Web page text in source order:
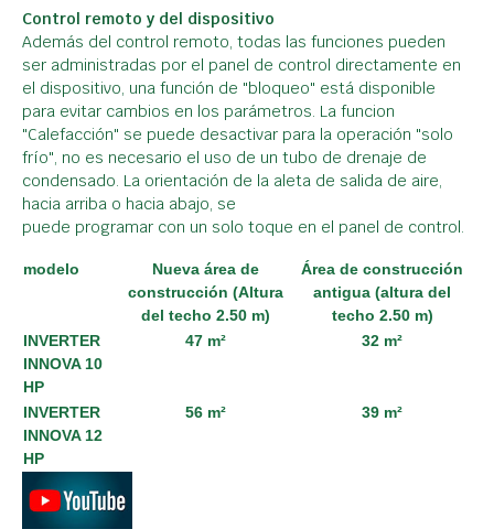
Control remoto y del dispositivo
Además del control remoto, todas las funciones pueden
ser administradas por el panel de control directamente en
el dispositivo, una función de "bloqueo" está disponible
para evitar cambios en los parámetros. La funcion
"Calefacción" se puede desactivar para la operación "solo
frío", no es necesario el uso de un tubo de drenaje de
condensado. La orientación de la aleta de salida de aire,
hacia arriba o hacia abajo, se
puede programar con un solo toque en el panel de control.
modelo
Nueva área de
construcción (Altura
del techo 2.50 m)
Área de construcción
antigua (altura del
techo 2.50 m)
INVERTER
INNOVA 10
HP
47 m² 32 m²
INVERTER
INNOVA 12
HP
56 m² 39 m²